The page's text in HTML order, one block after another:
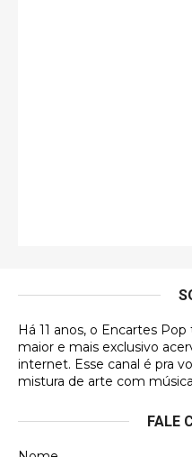
DVD MIDINHO
Francierton
futuras aquisições, e
Há 11 anos, o Encartes
maior e mais exclusivo
internet. Esse canal é pra
mistura de arte com
FALE